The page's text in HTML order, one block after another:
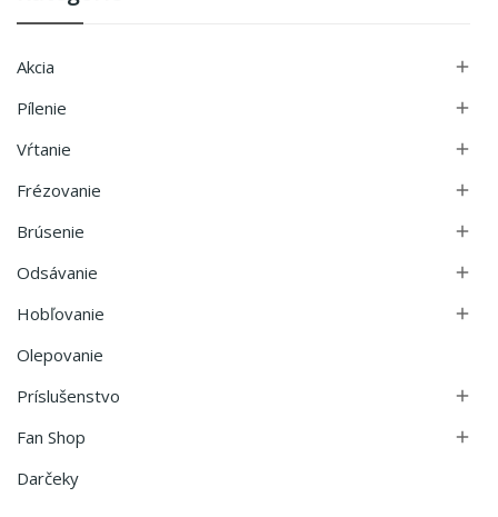
Akcia 
Pílenie 
Vŕtanie 
Frézovanie 
Brúsenie 
Odsávanie 
Hobľovanie 
Olepovanie
Príslušenstvo

Fan Shop 
Darčeky